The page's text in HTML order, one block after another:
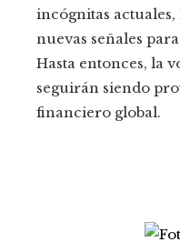
incógnitas
nuevas señales
Hasta entonces, la
seguirán siendo
financiero global.